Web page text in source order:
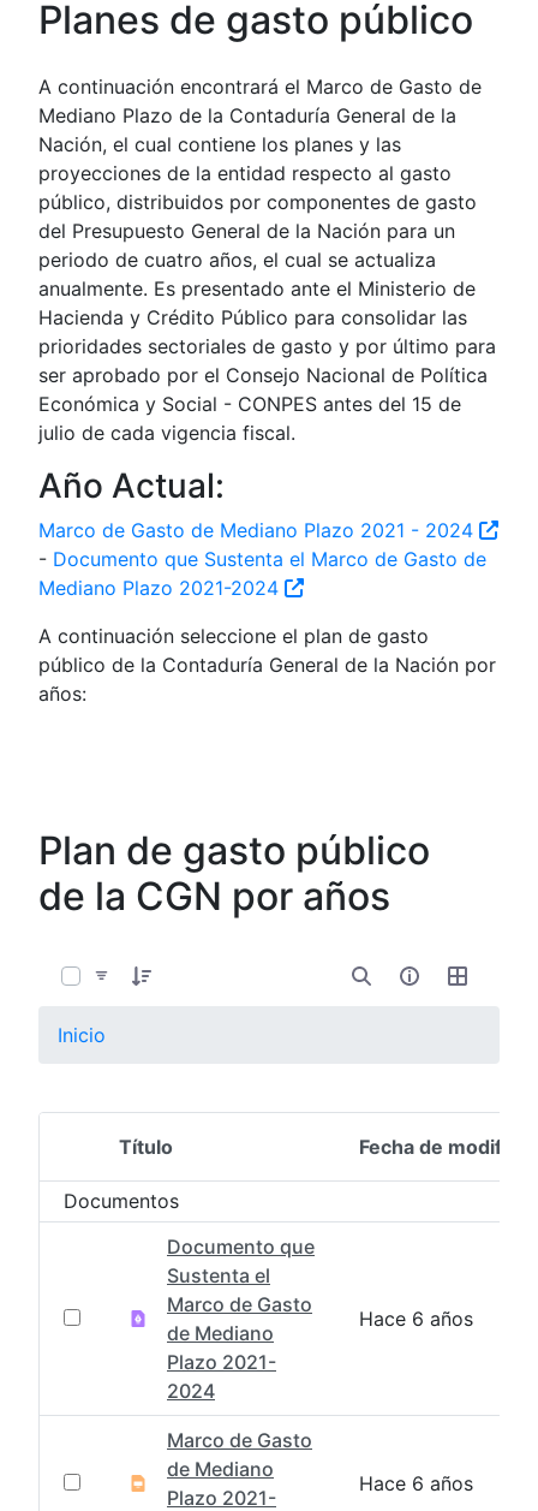
Planes de gasto público
A continuación encontrará el Marco de Gasto de
Mediano Plazo de la Contaduría General de la
Nación, el cual contiene los planes y las
proyecciones de la entidad respecto al gasto
público, distribuidos por componentes de gasto
del Presupuesto General de la Nación para un
periodo de cuatro años, el cual se actualiza
anualmente. Es presentado ante el Ministerio de
Hacienda y Crédito Público para consolidar las
prioridades sectoriales de gasto y por último para
ser aprobado por el Consejo Nacional de Política
Económica y Social - CONPES antes del 15 de
julio de cada vigencia fiscal.
Año Actual:
Marco de Gasto de Mediano Plazo 2021 - 2024
- Documento que Sustenta el Marco de Gasto de
Mediano Plazo 2021-2024
A continuación seleccione el plan de gasto
público de la Contaduría General de la Nación por
años:
Plan de gasto público
de la CGN por años
Inicio
Selección del elemento
Título Fecha de
Documentos
Documento que
Sustenta el
Marco de Gasto
de Mediano
Plazo 2021-
2024
Hace 6 años
Marco de Gasto
de Mediano
Plazo 2021-
Hace 6 años